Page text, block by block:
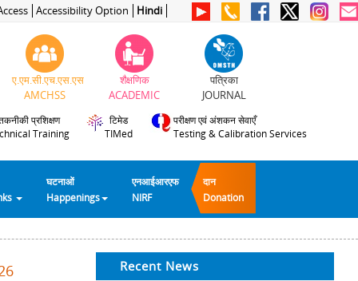
Accessibility Option Hindi
ए.एम.सी.एच.एस.एस
AMCHSS
शैक्षणिक
ACADEMIC
पत्रिका
JOURNAL
प्रशिक्षण
Training
टिमेड
TIMed
परीक्षण एवं अंशकन सेवाएँ
Testing & Calibration Services
घटनाओं
Happenings
एनआईआरएफ
NIRF
दान
Donation
Recent News